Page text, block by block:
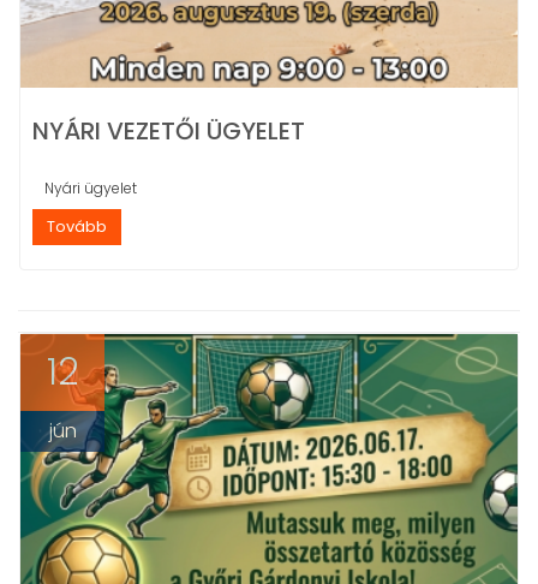
NYÁRI VEZETŐI ÜGYELET
Nyári ügyelet
Tovább
12
jún